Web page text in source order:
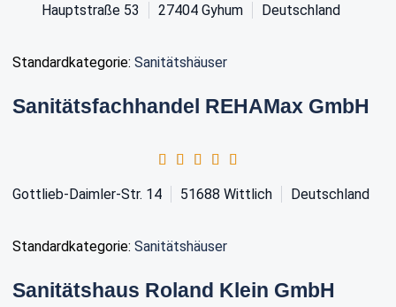
Hauptstraße 53 27404 Gyhum Deutschland
Standardkategorie: Sanitätshäuser
Sanitätsfachhandel REHAMax GmbH
Gottlieb-Daimler-Str. 14 51688 Wittlich Deutschland
Standardkategorie: Sanitätshäuser
Sanitätshaus Roland Klein GmbH